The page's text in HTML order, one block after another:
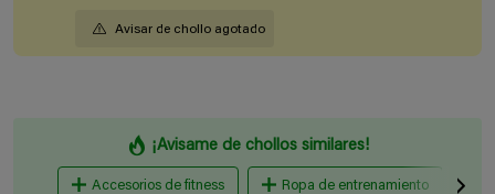
Avisar de chollo agotado
¡Avisame de chollos similares!
Accesorios de fitness Ropa de entrenamiento